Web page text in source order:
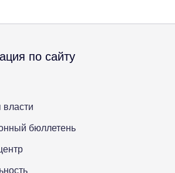
по сайту
бюллетень